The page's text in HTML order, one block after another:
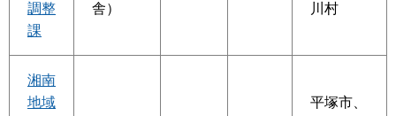
調整
課
舎）
川村
湘南
地域
平塚市、